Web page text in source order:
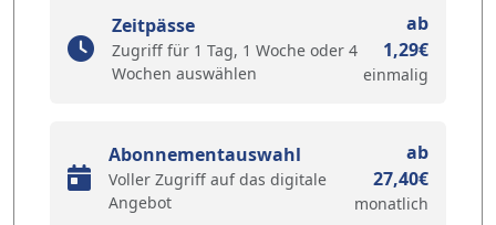
Zeitpässe
Zugriff für 1 Tag, 1 Woche oder 4
Wochen auswählen
ab
1,29€
einmalig
Abonnementauswahl
Voller Zugriff auf das digitale
Angebot
ab
27,40€
monatlich